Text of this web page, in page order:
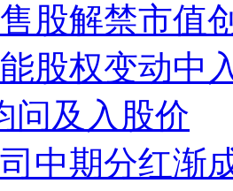
股解禁市值
股权变动中
问及入股价
司中期分红渐